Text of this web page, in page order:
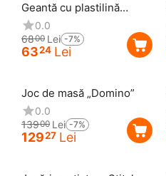
Geantă cu plastilină
pentru modelaj, pentru
copii
0.0
6324 Lei
6800 Lei -7%
Joc de masă „Domino”
0.0
12927 Lei
13900 Lei -7%